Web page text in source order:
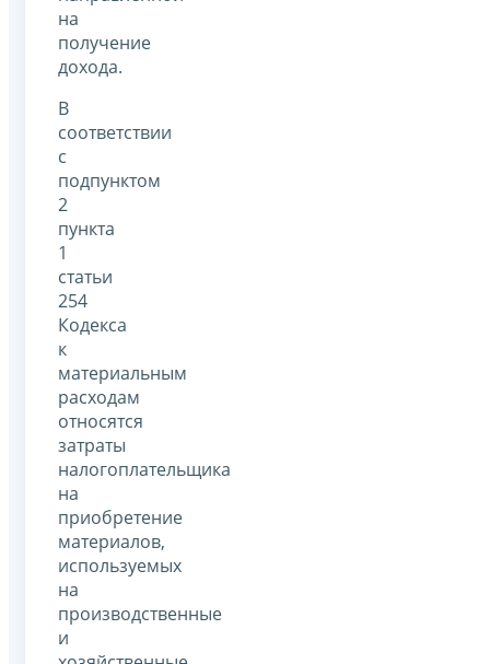
на
получение
дохода.
В
соответствии
с
подпунктом
2
пункта
1
статьи
254
Кодекса
к
материальным
расходам
относятся
затраты
налогоплательщика
на
приобретение
материалов,
используемых
на
производственные
и